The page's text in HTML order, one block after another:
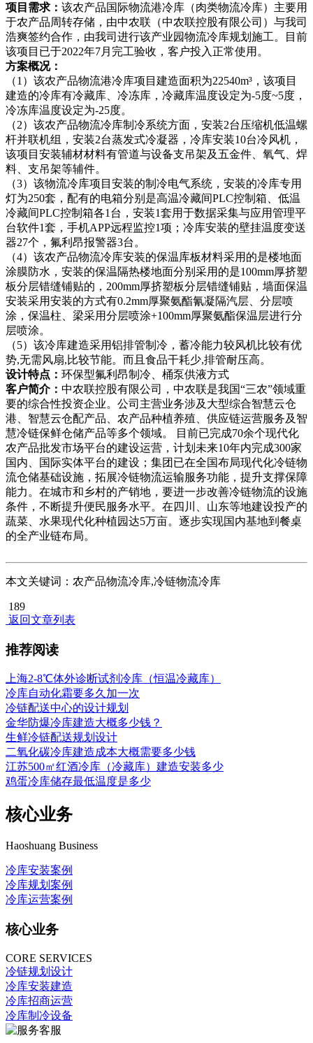
项目需求： 该农产品国际物流港冷库（肉类物流冷库）主要用
于农产品周转存储，由中农联（中农联控股有限公司）与我司
浩爽签约合作，由我司进行该产业园物流冷库规划施工。目前
该项目已于2022年7月完工验收，客户投入正常使用。
方案概况：
（1）该农产品物流港冷库项目建造面积为22540m³，该项目
建造的冷库有冷藏库、冷冻库，冷藏库温度设定为-5度~5度，
冷冻库温度设定为-25度。
（2）该农产品物流冷库制冷系统方面，安装2台压缩机低温螺
杆并联机组，安装2台蒸发式冷凝器，冷库安装10台冷风机，
该项目安装辅材材料有管道与设备支吊架及五金件、氧气、焊
料、支吊架等辅件。
（3）该物流冷库项目安装的制冷电气系统，安装的冷库专用
灯为250套，配有的电箱分别是高温冷藏间PLC控制箱、低温
冷藏间PLC控制箱各1台，安装1套用于数据采集与应用管理平
台软件1套，手机APP远程监控1项；冷库安装的壁挂温度变送
器27个，氟利昂报警器3台。
（4）该农产品物流冷库安装的保温库板材料采用的是楼地面
涂膜防水，安装的保温隔热楼地面分别采用的是100mm厚挤塑
板分层错缝铺贴的，200mm厚挤塑板分层错缝铺贴，墙面保温
安装采用安装的方式有0.2mm厚聚氨酯氰凝隔汽层、分层喷
涂，保温柱、梁采用分层喷涂+100mm厚聚氨酯保温层进行分
层喷涂。
（5）该冷库建造采用铝排管制冷，蓄冷能力较风机比较有优
势,无需风扇,比较节能。而且食品干耗少,排管耐压高。
设计特点： 环保型氟利昂制冷、桶泵供液方式
客户简介： 中农联控股有限公司，中农联是我国“三农”领域重
要的综合性投资企业。公司主营业务涉及大型综合智慧云仓
港、智慧云仓配产品、农产品种植养殖、供应链运营服务及智
慧冷链保鲜仓储产品等多个领域。 目前已完成70余个现代化
农产品批发市场平台的建设运营，计划未来10年内完成300家
国内、国际实体平台的建设；集团已在全国布局现代化冷链物
流仓储基础设施，拓展冷链物流运输服务功能，提升支撑保障
能力。在城市和乡村的产销地，要进一步改善冷链物流的设施
条件，不断提升便民服务水平。在四川、山东等地建设投产的
蔬菜、水果现代化种植园达5万亩。逐步实现国内基地到餐桌
的全产业链布局。
本文关键词：农产品物流冷库,冷链物流冷库
189
返回文章列表
推荐阅读
上海2-8℃体外诊断试剂冷库（恒温冷藏库）
冷库自动化霜要多久加一次
冷链配送中心的设计规划
金华防爆冷库建造大概多少钱？
生鲜冷链配送规划设计
二氧化碳冷库建造成本大概需要多少钱
江苏500㎡红酒冷库（冷藏库）建造安装多少
鸡蛋冷库储存最低温度是多少
核心业务
Haoshuang Business
冷库安装案例
冷库规划案例
冷库运营案例
核心业务
CORE SERVICES
冷链规划设计
冷库安装建造
冷库招商运营
冷库制冷设备